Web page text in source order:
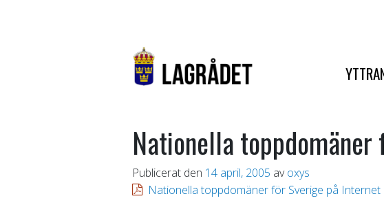
Nationella
Publicerat den 14 april, 2005 av oxys
Nationella toppdomäner för Sverige på Internet